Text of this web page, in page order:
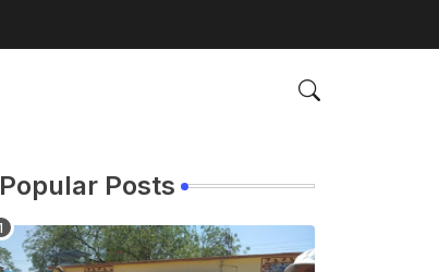
Popular Posts